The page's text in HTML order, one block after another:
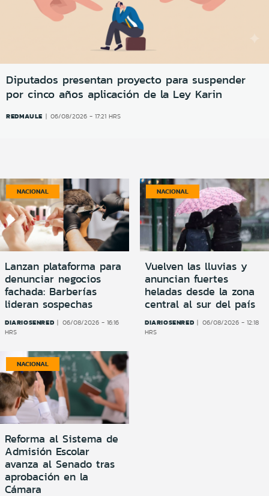
Diputados presentan proyecto para suspender
por cinco años aplicación de la Ley Karin
REDMAULE 06/08/2026 - 17:21 HRS
NACIONAL
Lanzan plataforma para
denunciar negocios
fachada: Barberías
lideran sospechas
DIARIOSENRED
06/08/2026 - 16:16
HRS
NACIONAL
Vuelven las lluvias y
anuncian fuertes
heladas desde la zona
central al sur del país
DIARIOSENRED
06/08/2026 - 12:18
HRS
NACIONAL
Reforma al Sistema de
Admisión Escolar
avanza al Senado tras
aprobación en la
Cámara